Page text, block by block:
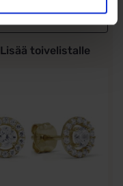
Lisää toivelistalle